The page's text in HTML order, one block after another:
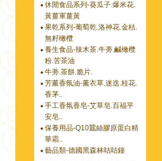
休閒食品系列-葵瓜子.爆米花.
黃薑軍薑黃
果乾系列-葡萄乾.洛神花.金桔.
無籽橄欖
養生食品-辣木茶.牛蒡.鹹橄欖
粉.苦茶油
牛蒡.茶餅.脆片.
芳薰香氛油-薰衣草.迷迭.桂花.
香茅..
手工香氛香皂-艾草皂.百福平
安皂..
保養用品-Q10蠶絲膠原蛋白精
華霜..
藝品類-德國黑森林咕咕鐘